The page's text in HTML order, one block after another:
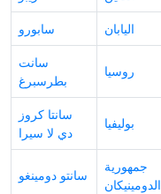
سابورو
اليابان
سانت
بطرسبرغ
روسيا
سانتا كروز
دي لا سيرا
بوليفيا
سانتو دومينغو
جمهورية
الدومينيكان